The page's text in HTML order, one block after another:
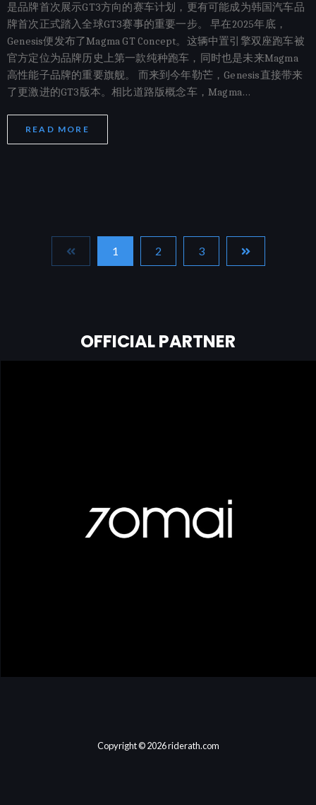
是品牌首次展示GT3方向的赛车计划，更有可能成为韩国汽车品
牌首次正式踏入全球GT3赛事的重要一步。 早在2025年底，
Genesis便发布了Magma GT Concept。这辆中置引擎双座跑车被
官方定位为品牌历史上第一款纯种跑车，同时也是未来Magma
高性能子品牌的重要旗舰。 而来到今年勒芒，Genesis直接带来
了更激进的GT3版本。相比道路版概念车，Magma…
READ MORE
1 2 3
OFFICIAL PARTNER
Copyright © 2026 riderath.com